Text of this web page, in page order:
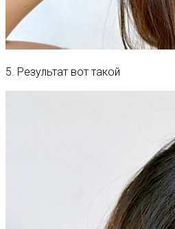
5. Результат вот такой